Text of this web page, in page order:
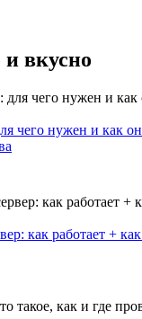
вкусно
чего нужен и как
как работает +